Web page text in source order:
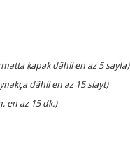
kapak dâhil en az 5 sayfa)
dâhil en az 15 slayt)
en az 15 dk.)